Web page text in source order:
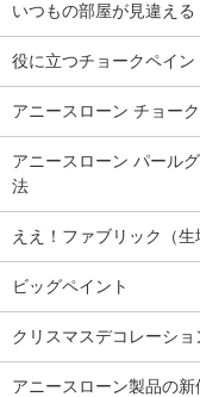
いつもの部屋が見違え
役に立つチョークペイ
アニースローン チョー
アニースローン パール
法
ええ！ファブリック（
ビッグペイント
クリスマスデコレーシ
アニースローン製品の新